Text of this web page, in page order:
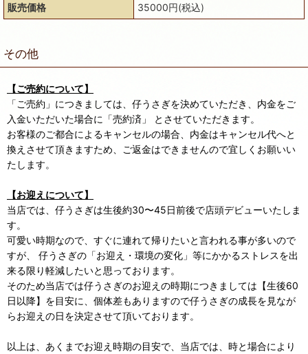
販売価格
35000円(税込)
その他
【ご売約について】
「ご売約」につきましては、仔うさぎを決めていただき、内金をご
入金いただいた場合に「売約済」 とさせていただきます。
お客様のご都合によるキャンセルの場合、内金はキャンセル代へと
換えさせて頂きますため、ご返金はできませんので宜しくお願いい
たします。
【お迎えについて】
当店では、仔うさぎは生後約30〜45日前後で店頭デビューいたしま
す。
可愛い時期なので、すぐに連れて帰りたいと言われる事が多いので
すが、 仔うさぎの「お迎え・環境の変化」等にかかるストレスを出
来る限り軽減したいと思っております。
そのため当店では仔うさぎのお迎えの時期につきましては【生後60
日以降】を目安に、個体差もありますので仔うさぎの成長を見なが
らお迎えの日を決定させて頂いております。
以上は、あくまでお迎え時期の目安で、当店では、時と場合により